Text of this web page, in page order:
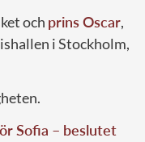
och prins Oscar,
i Stockholm,
Sofia – beslutet